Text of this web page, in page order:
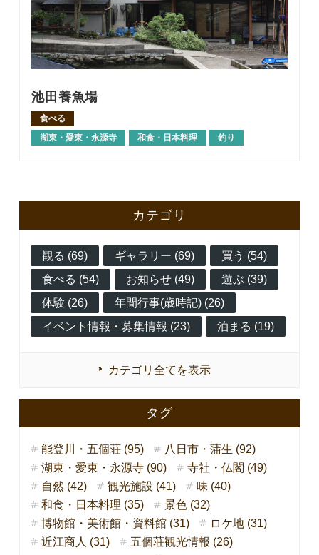
池田養魚場
食べる
湖東・愛東・永源寺
和食・日本料理 釣り
カテゴリ
観る (69) ギャラリー (69)
買う (54)
食べる (54)
お知らせ (49)
遊ぶ (39)
体験 (26)
年間行事(歳時記) (26)
イベント情報・募集情報 (23)
泊まる (19)
カテゴリ全てを表示
タグ
能登川・五個荘 (95)
八日市・蒲生 (92)
湖東・愛東・永源寺 (90)
寺社・仏閣 (49)
自然 (42)
観光施設 (41)
味 (40)
和食・日本料理 (35)
景色 (32)
博物館・美術館・資料館 (31)
ロケ地 (31)
近江商人 (31)
五個荘観光情報 (26)